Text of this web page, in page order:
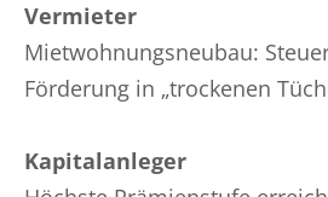
Vermieter
Mietwohnungsneubau:
Förderung in „trockenen
Kapitalanleger